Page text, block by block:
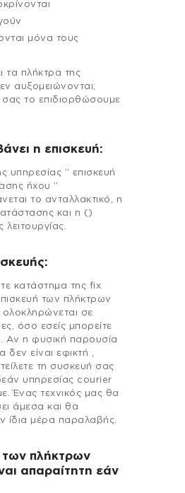
μόνα τους
τα πλήκτρα της
αυξομειώνονται;
το επιδιορθώσουμε
η επισκευή:
υπηρεσίας ” επισκευή
ήχου ”
το ανταλλακτικό, η
και η ()
κατάστημα της fix
των πλήκτρων
σε
όσο εσείς μπορείτε
Αν η φυσική παρουσία
είναι εφικτή ,
τη συσκευή σας
υπηρεσίας courier
Ένας τεχνικός μας θα
άμεσα και θα
ίδια μέρα παραλαβής.
των πλήκτρων
απαραίτητη εάν